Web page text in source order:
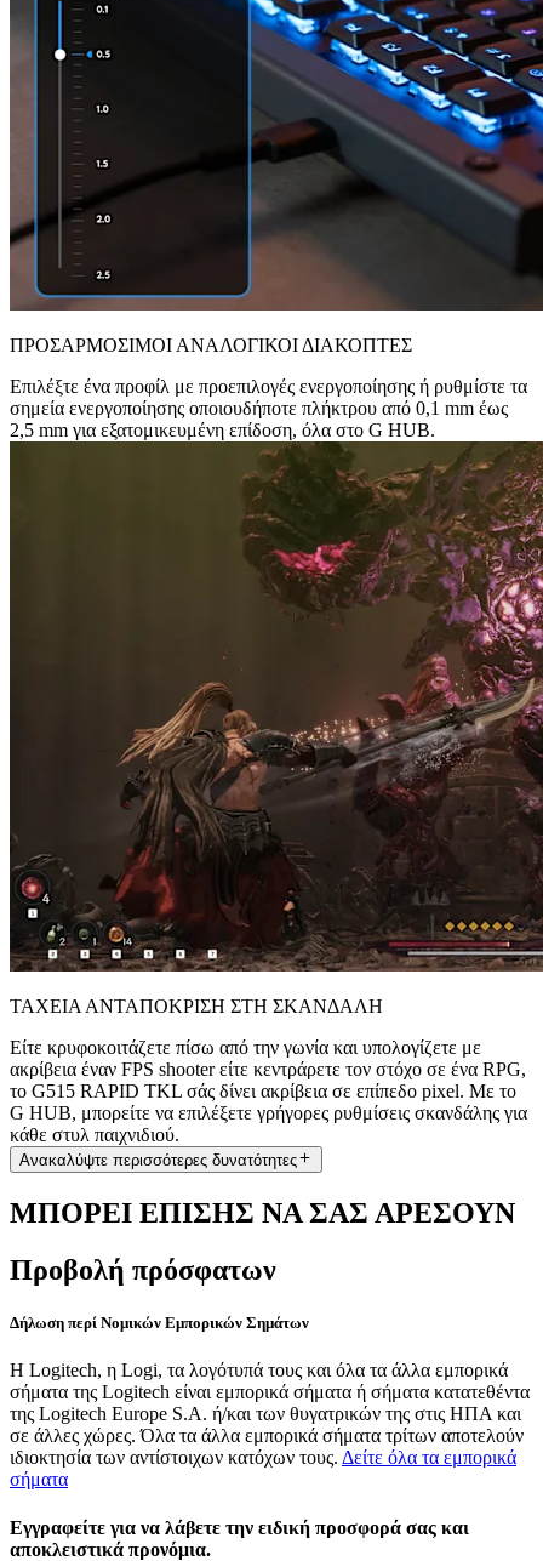
ΠΡΟΣΑΡΜΟΣΙΜΟΙ ΑΝΑΛΟΓΙΚΟΙ ΔΙΑΚΟΠΤΕΣ
Επιλέξτε ένα προφίλ με προεπιλογές ενεργοποίησης ή ρυθμίστε τα
σημεία ενεργοποίησης οποιουδήποτε πλήκτρου από 0,1 mm έως
2,5 mm για εξατομικευμένη επίδοση, όλα στο G HUB.
ΤΑΧΕΙΑ ΑΝΤΑΠΟΚΡΙΣΗ ΣΤΗ ΣΚΑΝΔΑΛΗ
Είτε κρυφοκοιτάζετε πίσω από την γωνία και υπολογίζετε με
ακρίβεια έναν FPS shooter είτε κεντράρετε τον στόχο σε ένα RPG,
το G515 RAPID TKL σάς δίνει ακρίβεια σε επίπεδο pixel. Με το
G HUB, μπορείτε να επιλέξετε γρήγορες ρυθμίσεις σκανδάλης για
κάθε στυλ παιχνιδιού.
Ανακαλύψτε περισσότερες δυνατότητες
ΜΠΟΡΕΙ ΕΠΙΣΗΣ ΝΑ ΣΑΣ ΑΡΕΣΟΥΝ
Προβολή πρόσφατων
Δήλωση περί Νομικών Εμπορικών Σημάτων
Η Logitech, η Logi, τα λογότυπά τους και όλα τα άλλα εμπορικά
σήματα της Logitech είναι εμπορικά σήματα ή σήματα κατατεθέντα
της Logitech Europe S.A. ή/και των θυγατρικών της στις ΗΠΑ και
σε άλλες χώρες. Όλα τα άλλα εμπορικά σήματα τρίτων αποτελούν
ιδιοκτησία των αντίστοιχων κατόχων τους. Δείτε όλα τα εμπορικά
σήματα
Εγγραφείτε για να λάβετε την ειδική προσφορά σας και
αποκλειστικά προνόμια.